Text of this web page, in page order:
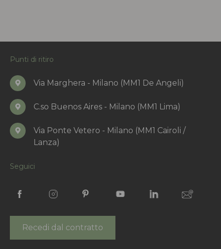
Punti di ritiro
Via Marghera - Milano (MM1 De Angeli)
C.so Buenos Aires - Milano (MM1 Lima)
Via Ponte Vetero - Milano (MM1 Cairoli /
Lanza)
Seguici
Recedi dal contratto